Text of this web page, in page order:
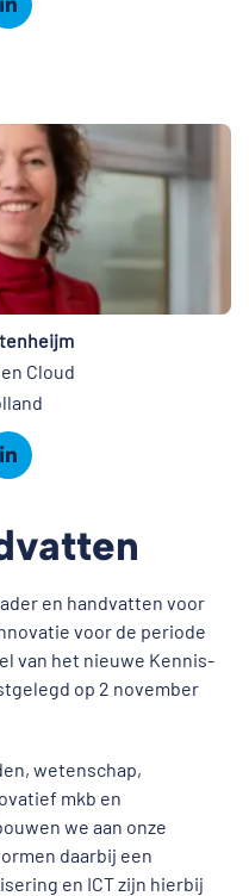
Cloud
en handvatten voor
voor de periode
van het nieuwe Kennis-
op 2 november
wetenschap,
mkb en
we aan onze
daarbij een
en ICT zijn hierbij